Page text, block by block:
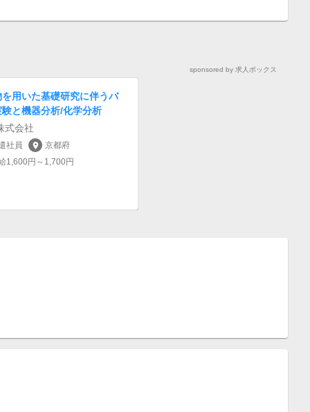
sponsored by 求人ボックス
用いた基礎研究に伴うバ
と機器分析/化学分析
式会社
社員 location_on
京都府
1,600円～1,700円